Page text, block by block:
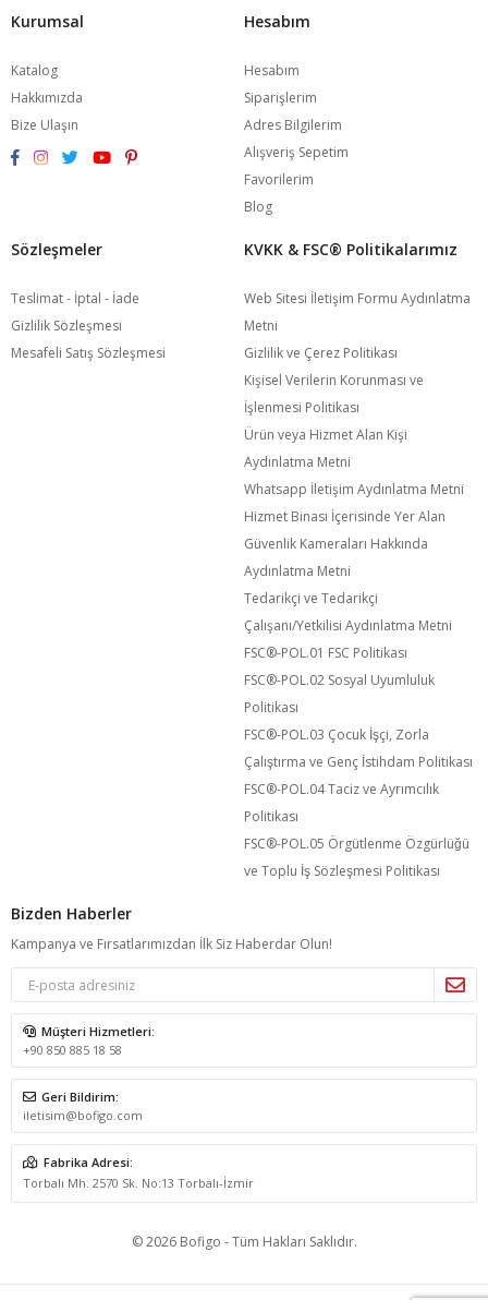
Kurumsal
Katalog
Hakkımızda
Bize Ulaşın
Hesabım
Hesabım
Siparişlerim
Adres Bilgilerim
Alışveriş Sepetim
Favorilerim
Blog
Sözleşmeler
Teslimat - İptal - İade
Gizlilik Sözleşmesi
Mesafeli Satış Sözleşmesi
KVKK & FSC®️ Politikalarımız
Web Sitesi İletişim Formu Aydınlatma
Metni
Gizlilik ve Çerez Politikası
Kişisel Verilerin Korunması ve
İşlenmesi Politikası
Ürün veya Hizmet Alan Kişi
Aydınlatma Metni
Whatsapp İletişim Aydınlatma Metni
Hizmet Binası İçerisinde Yer Alan
Güvenlik Kameraları Hakkında
Aydınlatma Metni
Tedarikçi ve Tedarikçi
Çalışanı/Yetkilisi Aydınlatma Metni
FSC®️-POL.01 FSC Politikası
FSC®️-POL.02 Sosyal Uyumluluk
Politikası
FSC®️-POL.03 Çocuk İşçi, Zorla
Çalıştırma ve Genç İstihdam Politikası
FSC®️-POL.04 Taciz ve Ayrımcılık
Politikası
FSC®️-POL.05 Örgütlenme Özgürlüğü
ve Toplu İş Sözleşmesi Politikası
Bizden Haberler
Kampanya ve Fırsatlarımızdan İlk Siz Haberdar Olun!
Müşteri Hizmetleri:
+90 850 885 18 58
Geri Bildirim:
iletisim@bofigo.com
Fabrika Adresi:
Torbalı Mh. 2570 Sk. No:13 Torbalı-İzmir
© 2026 Bofigo - Tüm Hakları Saklıdır.